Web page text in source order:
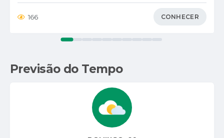
166
quadras de vôlei, playground e amplas áreas verdes,
CONHECER
Previsão do Tempo